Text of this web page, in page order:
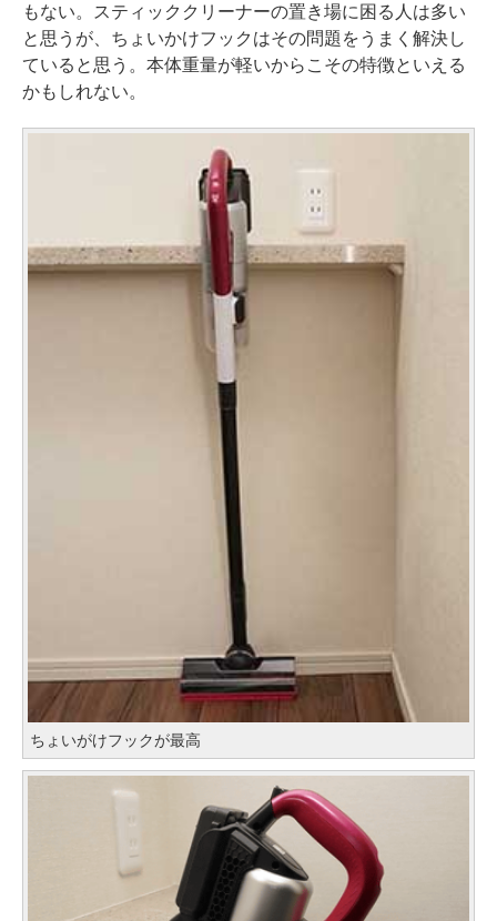
もない。スティッククリーナーの置き場に困る人は多い
と思うが、ちょいかけフックはその問題をうまく解決し
ていると思う。本体重量が軽いからこその特徴といえる
かもしれない。
ちょいがけフックが最高